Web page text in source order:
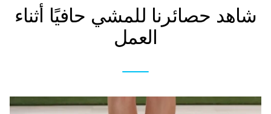
شاهد حصائرنا للمشي حافيًا أثناء
العمل